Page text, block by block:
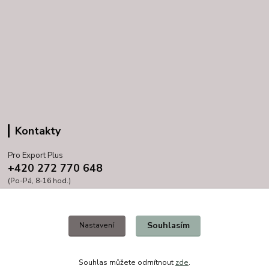
Kontakty
Pro Export Plus
+420 272 770 648
(Po-Pá, 8-16 hod.)
Nastavení Souhlasím
Souhlas můžete odmítnout zde.